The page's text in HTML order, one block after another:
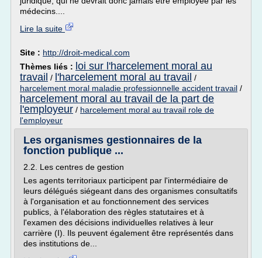
médecins....
Lire la suite
Site : http://droit-medical.com
Thèmes liés : loi sur l'harcelement moral au
travail / l'harcelement moral au travail /
harcelement moral maladie professionnelle accident travail /
harcelement moral au travail de la part de
l'employeur / harcelement moral au travail role de
l'employeur
Les organismes gestionnaires de la
fonction publique ...
2.2. Les centres de gestion
Les agents territoriaux participent par l'intermédiaire de
leurs délégués siégeant dans des organismes consultatifs
à l'organisation et au fonctionnement des services
publics, à l'élaboration des règles statutaires et à
l'examen des décisions individuelles relatives à leur
carrière (I). Ils peuvent également être représentés dans
des institutions de...